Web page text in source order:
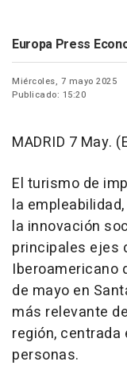
Europa Press
Miércoles, 7 mayo 2025
Publicado: 15:20
MADRID 7 May.
El turismo de
la
la innovación
principales ejes
Iberoamericano
de mayo en
más relevante
región,
personas.